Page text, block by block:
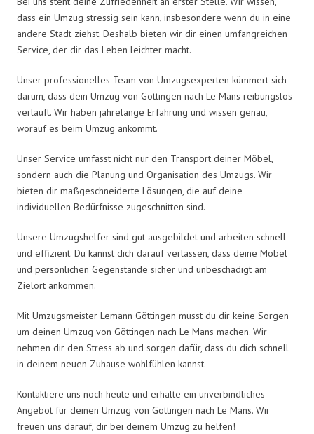
dass ein Umzug stressig sein kann, insbesondere wenn du in eine
andere Stadt ziehst. Deshalb bieten wir dir einen umfangreichen
Service, der dir das Leben leichter macht.
Unser professionelles Team von Umzugsexperten kümmert sich
darum, dass dein Umzug von Göttingen nach Le Mans reibungslos
verläuft. Wir haben jahrelange Erfahrung und wissen genau,
worauf es beim Umzug ankommt.
Unser Service umfasst nicht nur den Transport deiner Möbel,
sondern auch die Planung und Organisation des Umzugs. Wir
bieten dir maßgeschneiderte Lösungen, die auf deine
individuellen Bedürfnisse zugeschnitten sind.
Unsere Umzugshelfer sind gut ausgebildet und arbeiten schnell
und effizient. Du kannst dich darauf verlassen, dass deine Möbel
und persönlichen Gegenstände sicher und unbeschädigt am
Zielort ankommen.
Mit Umzugsmeister Lemann Göttingen musst du dir keine Sorgen
um deinen Umzug von Göttingen nach Le Mans machen. Wir
nehmen dir den Stress ab und sorgen dafür, dass du dich schnell
in deinem neuen Zuhause wohlfühlen kannst.
Kontaktiere uns noch heute und erhalte ein unverbindliches
Angebot für deinen Umzug von Göttingen nach Le Mans. Wir
freuen uns darauf, dir bei deinem Umzug zu helfen!